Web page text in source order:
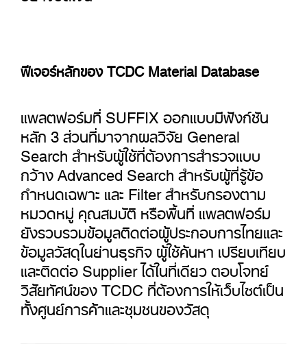
ฟีเจอร์หลักของ TCDC Material Database
แพลตฟอร์มที่ SUFFIXออกแบบมีฟังก์ชัน
หลัก3ส่วนที่มาจากผลวิจัย General
Searchสำหรับผู้ใช้ที่ต้องการสำรวจแบบ
กว้างAdvanced Searchสำหรับผู้ที่รู้ข้อ
กำหนดเฉพาะ และFilterสำหรับกรองตาม
หมวดหมู่ คุณสมบัติ หรือพื้นที่ แพลตฟอร์ม
ยังรวบรวมข้อมูลติดต่อผู้ประกอบการไทยและ
ข้อมูลวัสดุในย่านธุรกิจ ผู้ใช้ค้นหา เปรียบเทียบ
และติดต่อ Supplier ได้ในที่เดียว ตอบโจทย์
วิสัยทัศน์ของTCDC ที่ต้องการให้เว็บไซต์เป็น
ทั้งศูนย์การค้าและชุมชนของวัสดุ